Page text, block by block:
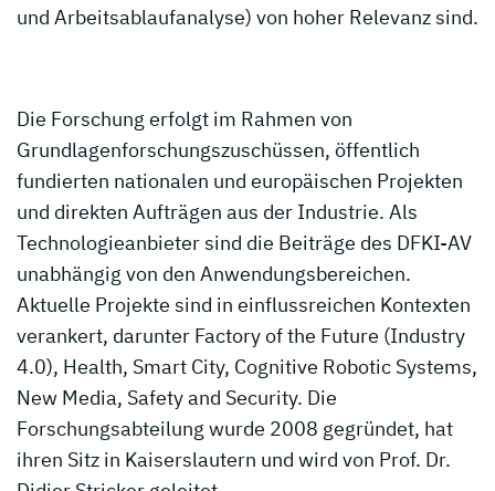
und Arbeitsablaufanalyse) von hoher Relevanz sind.
Die Forschung erfolgt im Rahmen von
Grundlagenforschungszuschüssen, öffentlich
fundierten nationalen und europäischen Projekten
und direkten Aufträgen aus der Industrie. Als
Technologieanbieter sind die Beiträge des DFKI-AV
unabhängig von den Anwendungsbereichen.
Aktuelle Projekte sind in einflussreichen Kontexten
verankert, darunter Factory of the Future (Industry
4.0), Health, Smart City, Cognitive Robotic Systems,
New Media, Safety and Security. Die
Forschungsabteilung wurde 2008 gegründet, hat
ihren Sitz in Kaiserslautern und wird von Prof. Dr.